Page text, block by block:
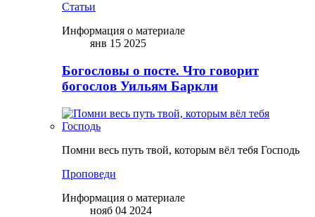
Статьи
Информация о материале
янв 15 2025
Богословы о посте. Что говорит
богослов Уильям Баркли
Помни весь путь твой, которым вёл тебя Господь
Проповеди
Информация о материале
нояб 04 2024